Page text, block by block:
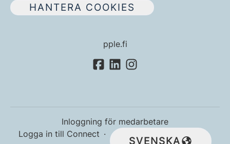
HANTERA COOKIES
pple.fi
Inloggning för medarbetare
Logga in till Connect ·
SVENSKA